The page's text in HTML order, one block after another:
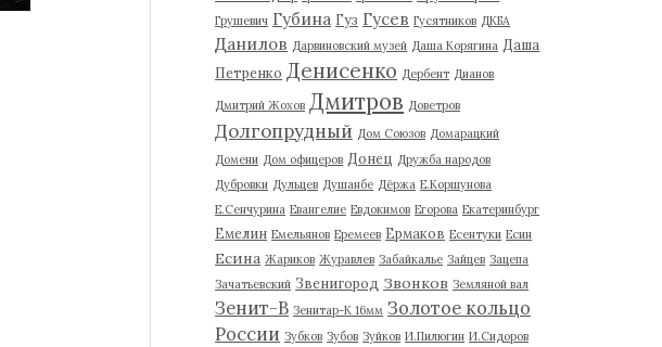
Грушевич Губина Гуз Гусев Гусятников ДКБА
Данилов Дарвиновский музей Даша Корягина Даша
Петренко Денисенко Дербент Дианов
Дмитрий Жохов Дмитров Доветров
Долгопрудный Дом Союзов Домарацкий
Домени Дом офицеров Донец Дружба народов
Дубровки Дульцев Душанбе Дёржа Е.Коршунова
Е.Сенчурина Евангелие Евдокимов Егорова Екатеринбург
Емелин Емельянов Еремеев Ермаков Есентуки Есин
Есина Жариков Журавлев Забайкалье Зайцев Зацепа
Зачатьевский Звенигород Звонков Земляной вал
Зенит-В Зенитар-К 16мм Золотое кольцо
России Зубков Зубов Зуйков И.Пилюгин И.Сидоров